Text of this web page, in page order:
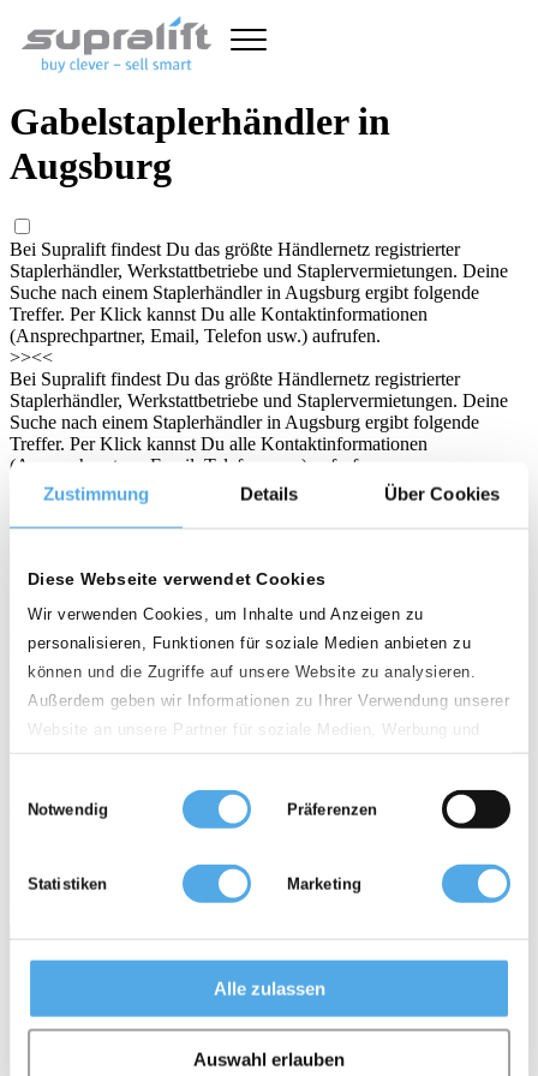
Zustimmung Details Über Cookies
Diese Webseite verwendet Cookies
Wir verwenden Cookies, um Inhalte und Anzeigen zu
personalisieren, Funktionen für soziale Medien anbieten zu
können und die Zugriffe auf unsere Website zu analysieren.
Außerdem geben wir Informationen zu Ihrer Verwendung unserer
Website an unsere Partner für soziale Medien, Werbung und
Analysen weiter. Unsere Partner führen diese Informationen
möglicherweise mit weiteren Daten zusammen, die Sie ihnen
bereitgestellt haben oder die sie im Rahmen Ihrer Nutzung der
Notwendig Präferenzen
Statistiken Marketing
Alle zulassen
Auswahl erlauben
Gabelstaplerhändler in
Augsburg
Bei Supralift findest Du das größte Händlernetz registrierter
Staplerhändler, Werkstattbetriebe und Staplervermietungen. Deine
Suche nach einem Staplerhändler in Augsburg ergibt folgende
Treffer. Per Klick kannst Du alle Kontaktinformationen
(Ansprechpartner, Email, Telefon usw.) aufrufen.
>><<
Bei Supralift findest Du das größte Händlernetz registrierter
Staplerhändler, Werkstattbetriebe und Staplervermietungen. Deine
Suche nach einem Staplerhändler in Augsburg ergibt folgende
Treffer. Per Klick kannst Du alle Kontaktinformationen
(Ansprechpartner, Email, Telefon usw.) aufrufen.
Stichwort/Händler
Land
Deutschland
PLZ
Entfernung
0 Händler
Services
Für HändlerStellenanzeigenTopseller
News
sitemap